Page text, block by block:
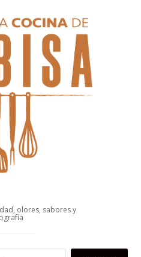
olores, sabores y